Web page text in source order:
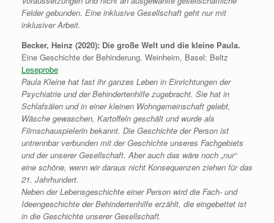
Felder gebunden. Eine inklusive Gesellschaft geht nur mit
inklusiver Arbeit.
Becker, Heinz (2020): Die große Welt und die kleine Paula.
Eine Geschichte der Behinderung. Weinheim, Basel: Beltz
Leseprobe
Paula Kleine hat fast ihr ganzes Leben in Einrichtungen der
Psychiatrie und der Behindertenhilfe zugebracht. Sie hat in
Schlafsälen und in einer kleinen Wohngemeinschaft gelebt,
Wäsche gewaschen, Kartoffeln geschält und wurde als
Filmschauspielerin bekannt. Die Geschichte der Person ist
untrennbar verbunden mit der Geschichte unseres Fachgebiets
und der unserer Gesellschaft. Aber auch das wäre noch „nur“
eine schöne, wenn wir daraus nicht Konsequenzen ziehen für das
21. Jahrhundert.
Neben der Lebensgeschichte einer Person wird die Fach- und
Ideengeschichte der Behindertenhilfe erzählt, die eingebettet ist
in die Geschichte unserer Gesellschaft.